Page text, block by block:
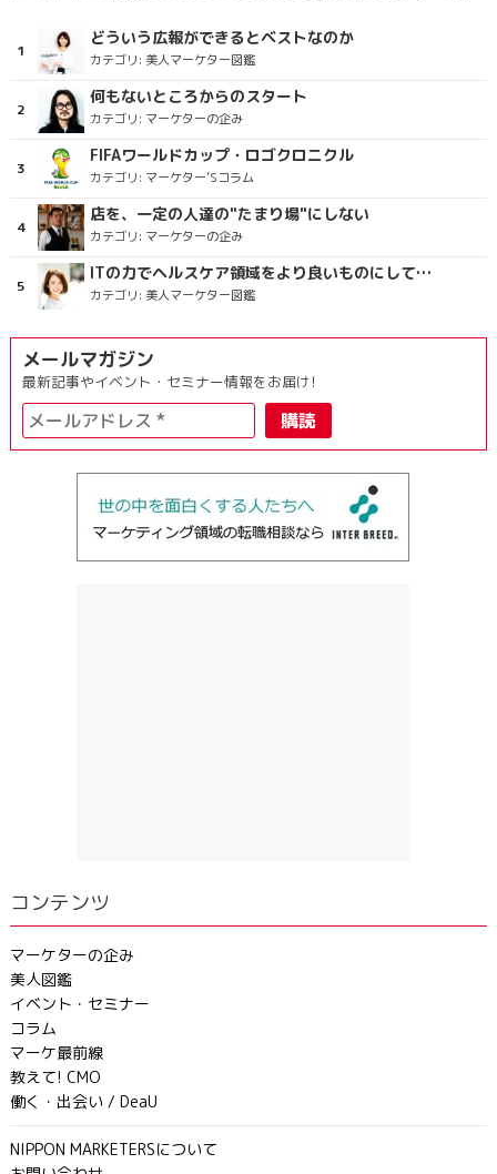
どういう広報ができるとベストなのか
カテゴリ: 美人マーケター図鑑
何もないところからのスタート
カテゴリ: マーケターの企み
FIFAワールドカップ・ロゴクロニクル
カテゴリ: マーケター’Sコラム
店を、一定の人達の"たまり場"にしない
カテゴリ: マーケターの企み
ITの力でヘルスケア領域をより良いものにしていくこと
カテゴリ: 美人マーケター図鑑
メールマガジン
最新記事やイベント・セミナー情報をお届け!
コンテンツ
マーケターの企み
美人図鑑
イベント・セミナー
コラム
マーケ最前線
教えて! CMO
働く・出会い / DeaU
NIPPON MARKETERSについて